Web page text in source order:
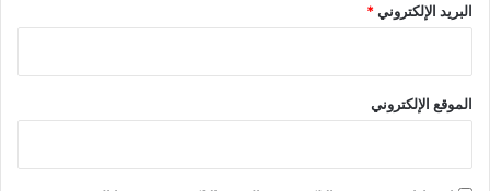
البريد الإلكتروني*
الموقع الإلكتروني